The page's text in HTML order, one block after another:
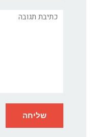
תגובה